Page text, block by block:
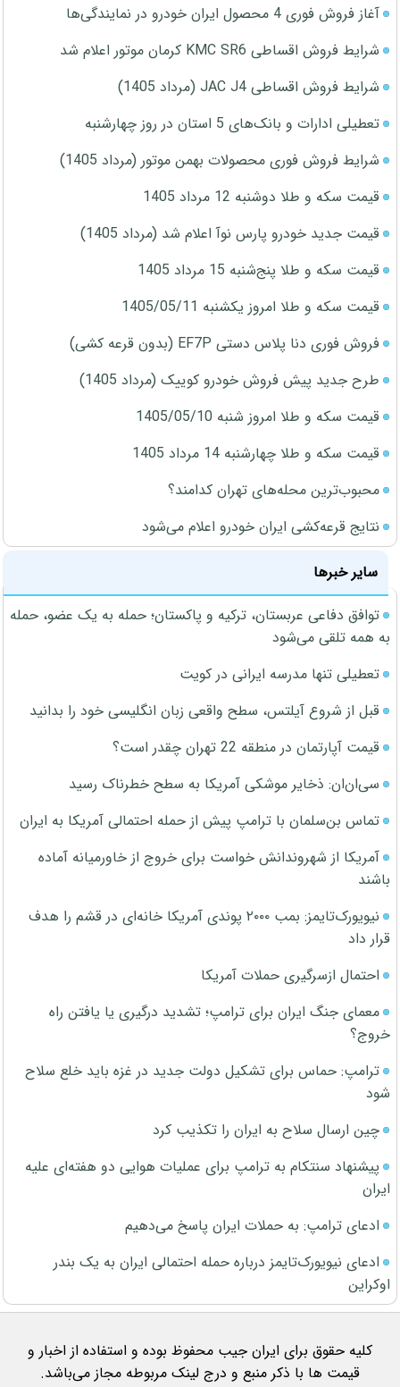
آغاز فروش فوری 4 محصول ایران خودرو در نمایندگی‌ها
شرایط فروش اقساطی KMC SR6 کرمان موتور اعلام شد
شرایط فروش اقساطی JAC J4 (مرداد 1405)
تعطیلی ادارات و بانک‌های 5 استان در روز چهارشنبه
شرایط فروش فوری محصولات بهمن موتور (مرداد 1405)
قیمت سکه و طلا دوشنبه 12 مرداد 1405
قیمت جدید خودرو پارس نوآ اعلام شد (مرداد 1405)
قیمت سکه و طلا پنج‌شنبه 15 مرداد 1405
قیمت سکه و طلا امروز یکشنبه 1405/05/11
فروش فوری دنا پلاس دستی EF7P (بدون قرعه کشی)
طرح جدید پیش فروش خودرو کوییک (مرداد 1405)
قیمت سکه و طلا امروز شنبه 1405/05/10
قیمت سکه و طلا چهارشنبه 14 مرداد 1405
محبوب‌ترین محله‌های تهران کدامند؟
نتایج قرعه‌کشی ایران خودرو اعلام می‌شود
سایر خبرها
توافق دفاعی عربستان، ترکیه و پاکستان؛ حمله به یک عضو، حمله
به همه تلقی می‌شود
تعطیلی تنها مدرسه ایرانی در کویت
قبل از شروع آیلتس، سطح واقعی زبان انگلیسی خود را بدانید
قیمت آپارتمان در منطقه 22 تهران چقدر است؟
سی‌ان‌ان: ذخایر موشکی آمریکا به سطح خطرناک رسید
تماس بن‌سلمان با ترامپ پیش از حمله احتمالی آمریکا به ایران
آمریکا از شهروندانش خواست برای خروج از خاورمیانه آماده
باشند
نیویورک‌تایمز: بمب ۲۰۰۰ پوندی آمریکا خانه‌ای در قشم را هدف
قرار داد
احتمال ازسرگیری حملات آمریکا
معمای جنگ ایران برای ترامپ؛ تشدید درگیری یا یافتن راه
خروج؟
ترامپ: حماس برای تشکیل دولت جدید در غزه باید خلع سلاح
شود
چین ارسال سلاح به ایران را تکذیب کرد
پیشنهاد سنتکام به ترامپ برای عملیات هوایی دو هفته‌ای علیه
ایران
ادعای ترامپ: به حملات ایران پاسخ می‌دهیم
ادعای نیویورک‌تایمز درباره حمله احتمالی ایران به یک بندر
اوکراین
کلیه حقوق برای ایران جیب محفوظ بوده و استفاده از اخبار و
قیمت ها با ذکر منبع و درج لینک مربوطه مجاز می‌باشد.